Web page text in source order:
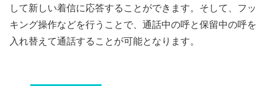
して新しい着信に応答することができます。そして、フッ
キング操作などを行うことで、通話中の呼と保留中の呼を
入れ替えて通話することが可能となります。